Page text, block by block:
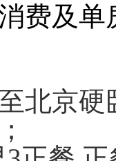
费及单
北京